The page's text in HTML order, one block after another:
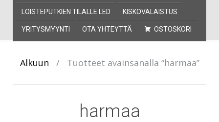
LOISTEPUTKIEN TILALLE LED KISKOVALAISTUS
YRITYSMYYNTI OTA YHTEYTTÄ OSTOSKORI
Alkuun / Tuotteet avainsanalla “harmaa”
harmaa